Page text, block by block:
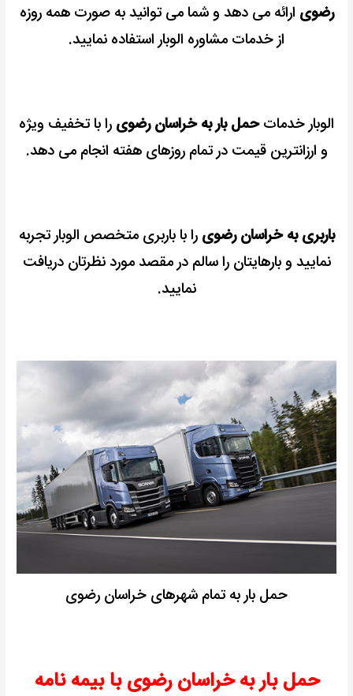
رضوی ارائه می دهد و شما می توانید به صورت همه روزه
از خدمات مشاوره الوبار استفاده نمایید.
الوبار خدماتحمل بار به خراسان رضوی را با تخفیف ویژه
و ارزانترین قیمت در تمام روزهای هفته انجام می دهد.
باربری به خراسان رضوی را با باربری متخصص الوبار تجربه
نمایید و بارهایتان را سالم در مقصد مورد نظرتان دریافت
نمایید.
حمل بار به تمام شهرهای خراسان رضوی
حمل بار به خراسان رضوی با بیمه نامه